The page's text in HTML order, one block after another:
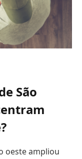
São
oeste ampliou